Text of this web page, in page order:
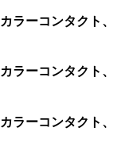
ラーコンタクト、
ラーコンタクト、
ラーコンタクト、